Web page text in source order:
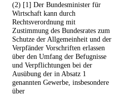
(2) [1] Der Bundesminister für
Wirtschaft kann durch
Rechtsverordnung mit
Zustimmung des Bundesrates zum
Schutze der Allgemeinheit und der
Verpfänder Vorschriften erlassen
über den Umfang der Befugnisse
und Verpflichtungen bei der
Ausübung der in Absatz 1
genannten Gewerbe, insbesondere
über